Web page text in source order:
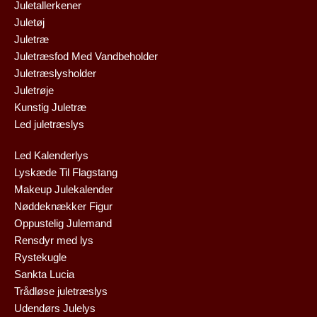
Juletallerkener
Juletøj
Juletræ
Juletræsfod Med Vandbeholder
Juletræslysholder
Juletrøje
Kunstig Juletræ
Led juletræslys
Led Kalenderlys
Lyskæde Til Flagstang
Makeup Julekalender
Nøddeknækker Figur
Oppustelig Julemand
Rensdyr med lys
Rystekugle
Sankta Lucia
Trådløse juletræslys
Udendørs Julelys